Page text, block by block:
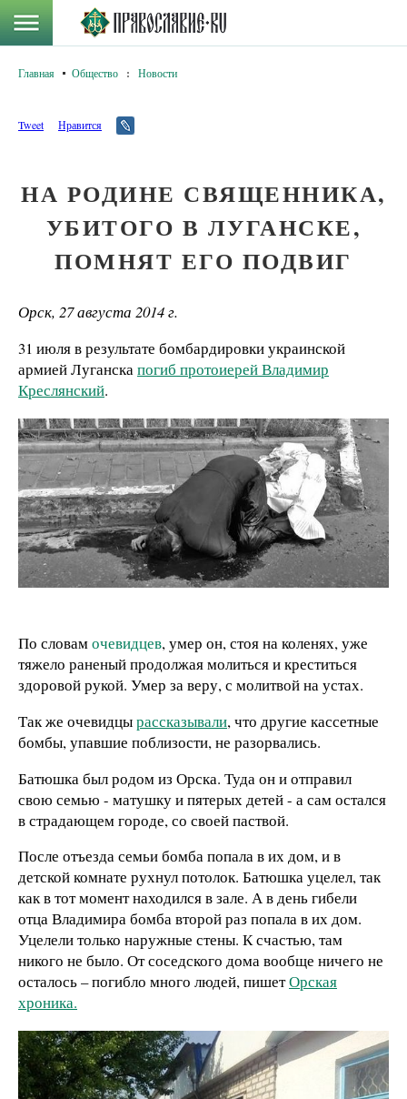
Главная Общество : Новости
Tweet Нравится
НА РОДИНЕ СВЯЩЕННИКА,
УБИТОГО В ЛУГАНСКЕ,
ПОМНЯТ ЕГО ПОДВИГ
Орск, 27 августа 2014 г.
31 июля в результате бомбардировки украинской
армией Луганскапогиб протоиерей Владимир
Креслянский.
По словамочевидцев, умер он, стоя на коленях, уже
тяжело раненый продолжая молиться и креститься
здоровой рукой. Умер за веру, с молитвой на устах.
Так же очевидцырассказывали, что другие кассетные
бомбы, упавшие поблизости, не разорвались.
Батюшка был родом из Орска. Туда он и отправил
свою семью - матушку и пятерых детей - а сам остался
в страдающем городе, со своей паствой.
После отъезда семьи бомба попала в их дом, и в
детской комнате рухнул потолок. Батюшка уцелел, так
как в тот момент находился в зале. А в день гибели
отца Владимира бомба второй раз попала в их дом.
Уцелели только наружные стены. К счастью, там
никого не было. От соседского дома вообще ничего не
осталось – погибло много людей, пишетОрская
хроника.